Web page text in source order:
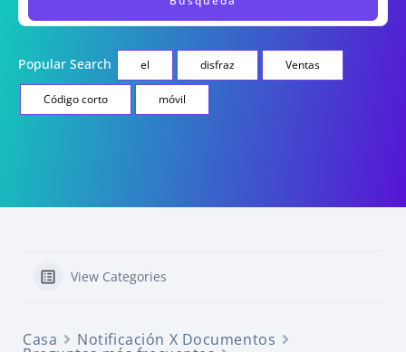
Popular Search el disfraz Ventas
Código corto móvil
View Categories
Casa Notificación X Documentos